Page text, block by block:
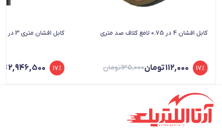
کابل افشان 4 در 0.75 لامع کلاف صد متری
135,000تومان 112,000تومان 17%
کابل افشان متری 3 در 16+35 لامع
قیمت
2,946,500
قیمت
17%